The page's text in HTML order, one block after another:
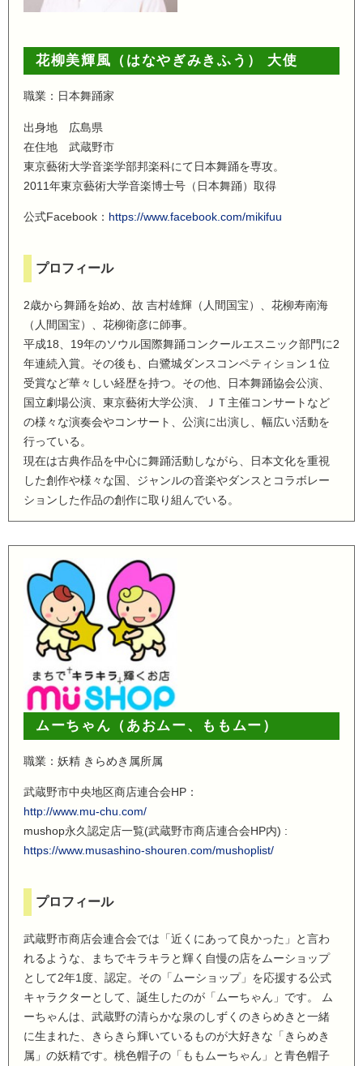
花柳美輝風（はなやぎみきふう） 大使
職業：日本舞踊家
出身地 広島県
在住地 武蔵野市
東京藝術大学音楽学部邦楽科にて日本舞踊を専攻。
2011年東京藝術大学音楽博士号（日本舞踊）取得
公式Facebook： https://www.facebook.com/mikifuu
プロフィール
2歳から舞踊を始め、故 吉村雄輝（人間国宝）、花柳寿南海
（人間国宝）、花柳衛彦に師事。
平成18、19年のソウル国際舞踊コンクールエスニック部門に2
年連続入賞。その後も、白鷺城ダンスコンペティション１位
受賞など華々しい経歴を持つ。その他、日本舞踊協会公演、
国立劇場公演、東京藝術大学公演、ＪＴ主催コンサートなど
の様々な演奏会やコンサート、公演に出演し、幅広い活動を
行っている。
現在は古典作品を中心に舞踊活動しながら、日本文化を重視
した創作や様々な国、ジャンルの音楽やダンスとコラボレー
ションした作品の創作に取り組んでいる。
ムーちゃん（あおムー、ももムー）
職業：妖精 きらめき属所属
武蔵野市中央地区商店連合会HP：
http://www.mu-chu.com/
mushop永久認定店一覧(武蔵野市商店連合会HP内) :
https://www.musashino-shouren.com/mushoplist/
プロフィール
武蔵野市商店会連合会では「近くにあって良かった」と言わ
れるような、まちでキラキラと輝く自慢の店をムーショップ
として2年1度、認定。その「ムーショップ」を応援する公式
キャラクターとして、誕生したのが「ムーちゃん」です。 ム
ーちゃんは、武蔵野の清らかな泉のしずくのきらめきと一緒
に生まれた、きらきら輝いているものが大好きな「きらめき
属」の妖精です。桃色帽子の「ももムーちゃん」と青色帽子